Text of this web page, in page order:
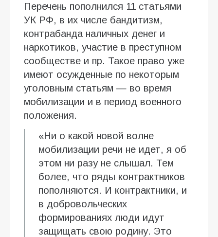
Перечень пополнился 11 статьями
УК РФ, в их числе бандитизм,
контрабанда наличных денег и
наркотиков, участие в преступном
сообществе и пр. Такое право уже
имеют осужденные по некоторым
уголовным статьям — во время
мобилизации и в период военного
положения.
«Ни о какой новой волне
мобилизации речи не идет, я об
этом ни разу не слышал. Тем
более, что ряды контрактников
пополняются. И контрактники, и
в добровольческих
формированиях люди идут
защищать свою родину. Это